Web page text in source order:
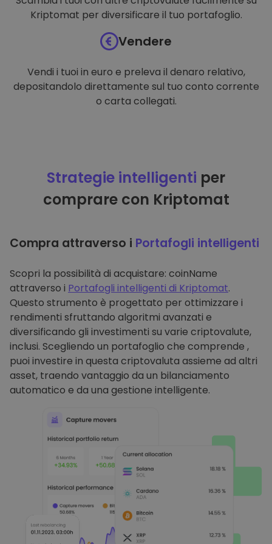
Kriptomat per diversificare il tuo portafoglio.
Vendere
Vendi i tuoi in euro e preleva il denaro relativo,
depositandolo direttamente sul tuo conto corrente
o carta collegati.
Strategie intelligenti per
comprare con Kriptomat
Compra attraverso i Portafogli intelligenti
Scopri la possibilità di acquistare: coinName
attraverso i Portafogli intelligenti di Kriptomat.
Questo strumento è progettato per ottimizzare i
rendimenti sfruttando algoritmi avanzati e
diversificando gli investimenti su varie criptovalute,
inclusi. Scegliendo un portafoglio che comprende ,
puoi investire in questa criptovaluta assieme ad altri
asset, traendo vantaggio da un bilanciamento
automatico e da una gestione intelligente.